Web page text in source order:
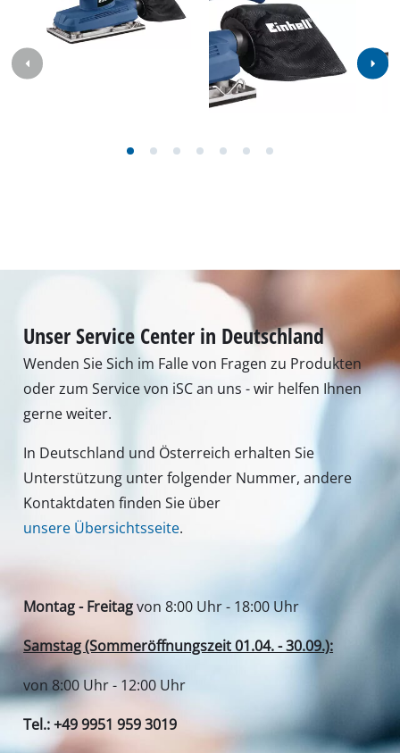
Unser Service Center in Deutschland
Wenden Sie Sich im Falle von Fragen zu Produkten
oder zum Service von iSC an uns - wir helfen Ihnen
gerne weiter.
In Deutschland und Österreich erhalten Sie
Unterstützung unter folgender Nummer, andere
Kontaktdaten finden Sie über
unsere Übersichtsseite.
Montag - Freitagvon 8:00 Uhr - 18:00 Uhr
Samstag (Sommeröffnungszeit 01.04. - 30.09.):
von 8:00 Uhr - 12:00 Uhr
Tel.: +49 9951 959 3019